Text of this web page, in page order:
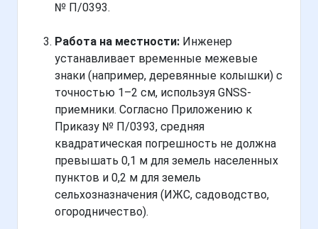
№ П/0393.
Работа на местности: Инженер
устанавливает временные межевые
знаки (например, деревянные колышки) с
точностью 1–2 см, используя GNSS-
приемники. Согласно Приложению к
Приказу № П/0393, средняя
квадратическая погрешность не должна
превышать 0,1 м для земель населенных
пунктов и 0,2 м для земель
сельхозназначения (ИЖС, садоводство,
огородничество).